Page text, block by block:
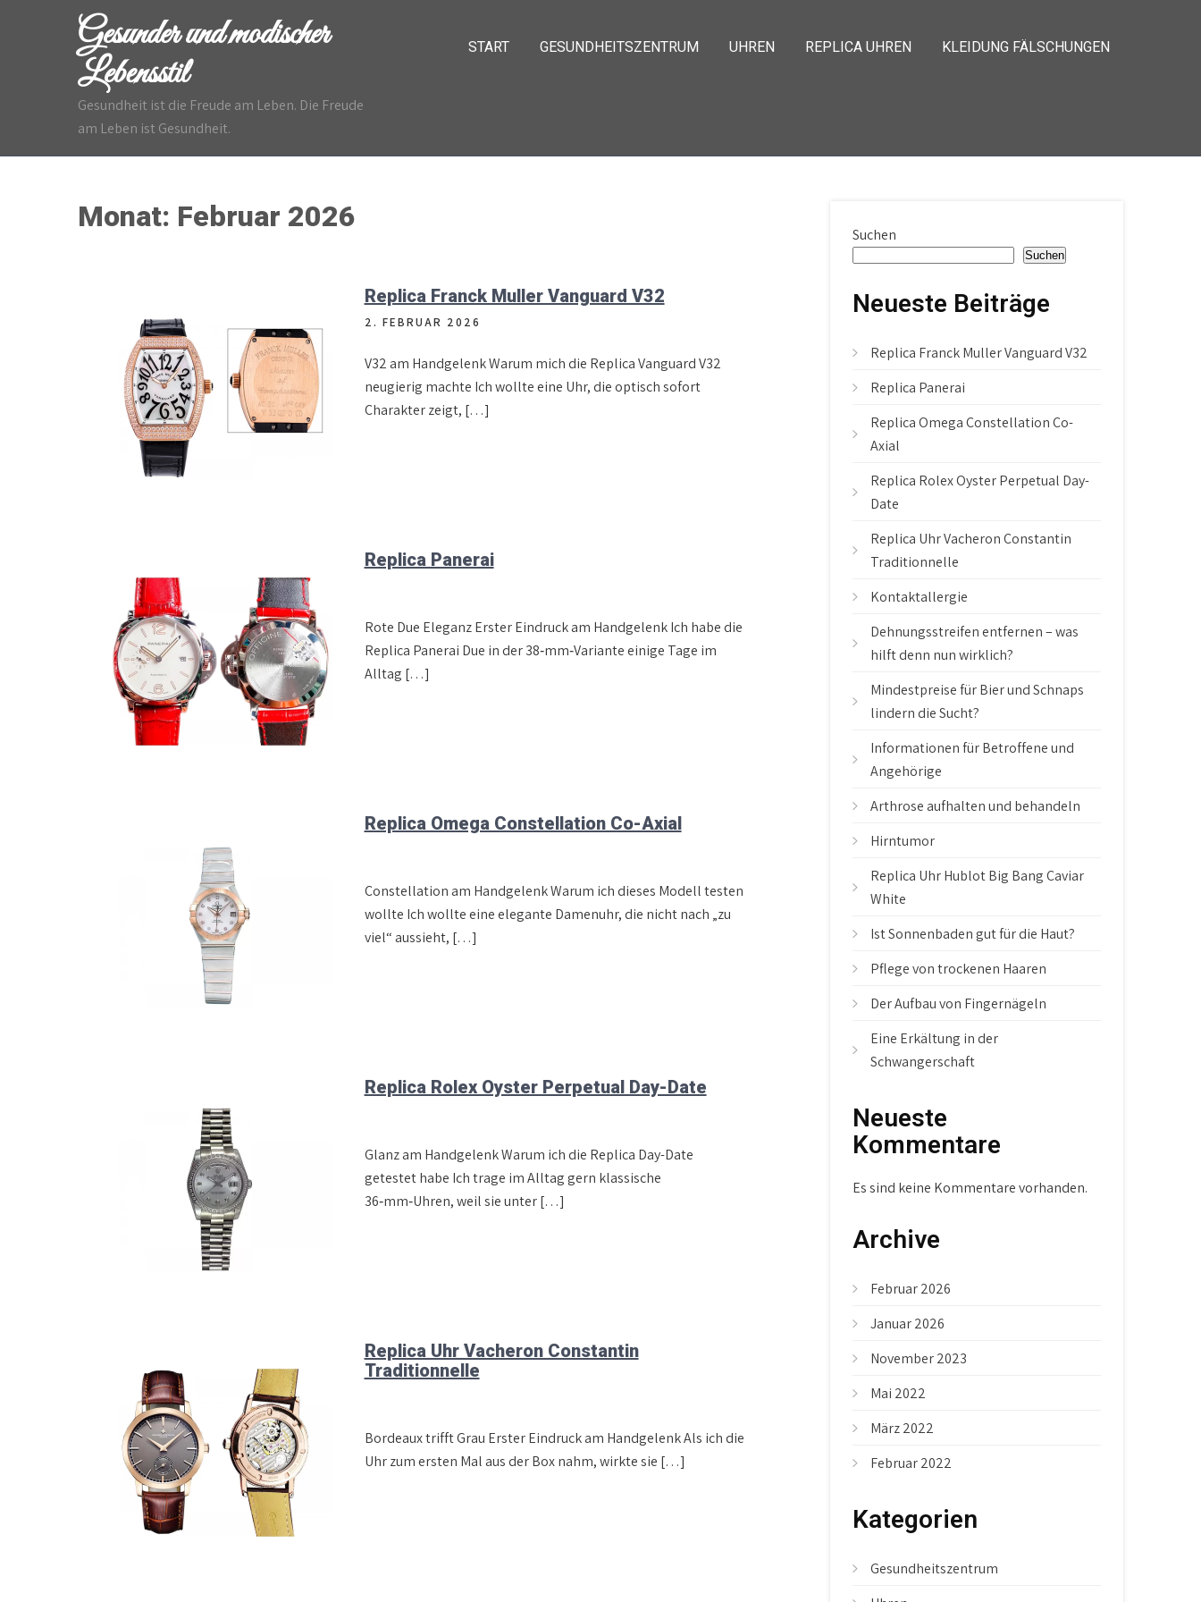
Gesunder und modischer
Lebensstil
Gesundheit ist die Freude am Leben. Die Freude
am Leben ist Gesundheit.
START GESUNDHEITSZENTRUM UHREN REPLICA UHREN KLEIDUNG FÄLSCHUNGEN
Monat: Februar 2026
Replica Franck Muller Vanguard V32
2. FEBRUAR 2026
V32 am Handgelenk Warum mich die Replica Vanguard V32
neugierig machte Ich wollte eine Uhr, die optisch sofort
Charakter zeigt, […]
Replica Panerai
Rote Due Eleganz Erster Eindruck am Handgelenk Ich habe die
Replica Panerai Due in der 38‑mm‑Variante einige Tage im
Alltag […]
Replica Omega Constellation Co-Axial
Constellation am Handgelenk Warum ich dieses Modell testen
wollte Ich wollte eine elegante Damenuhr, die nicht nach „zu
viel“ aussieht, […]
Replica Rolex Oyster Perpetual Day-Date
Glanz am Handgelenk Warum ich die Replica Day-Date
getestet habe Ich trage im Alltag gern klassische
36‑mm‑Uhren, weil sie unter […]
Replica Uhr Vacheron Constantin
Traditionnelle
Bordeaux trifft Grau Erster Eindruck am Handgelenk Als ich die
Uhr zum ersten Mal aus der Box nahm, wirkte sie […]
Suchen
Suchen
Neueste Beiträge
Replica Franck Muller Vanguard V32
Replica Panerai
Replica Omega Constellation Co-
Axial
Replica Rolex Oyster Perpetual Day-
Date
Replica Uhr Vacheron Constantin
Traditionnelle
Kontaktallergie
Dehnungsstreifen entfernen – was
hilft denn nun wirklich?
Mindestpreise für Bier und Schnaps
lindern die Sucht?
Informationen für Betroffene und
Angehörige
Arthrose aufhalten und behandeln
Hirntumor
Replica Uhr Hublot Big Bang Caviar
White
Ist Sonnenbaden gut für die Haut?
Pflege von trockenen Haaren
Der Aufbau von Fingernägeln
Eine Erkältung in der
Schwangerschaft
Neueste
Kommentare
Es sind keine Kommentare vorhanden.
Archive
Februar 2026
Januar 2026
November 2023
Mai 2022
März 2022
Februar 2022
Kategorien
Gesundheitszentrum